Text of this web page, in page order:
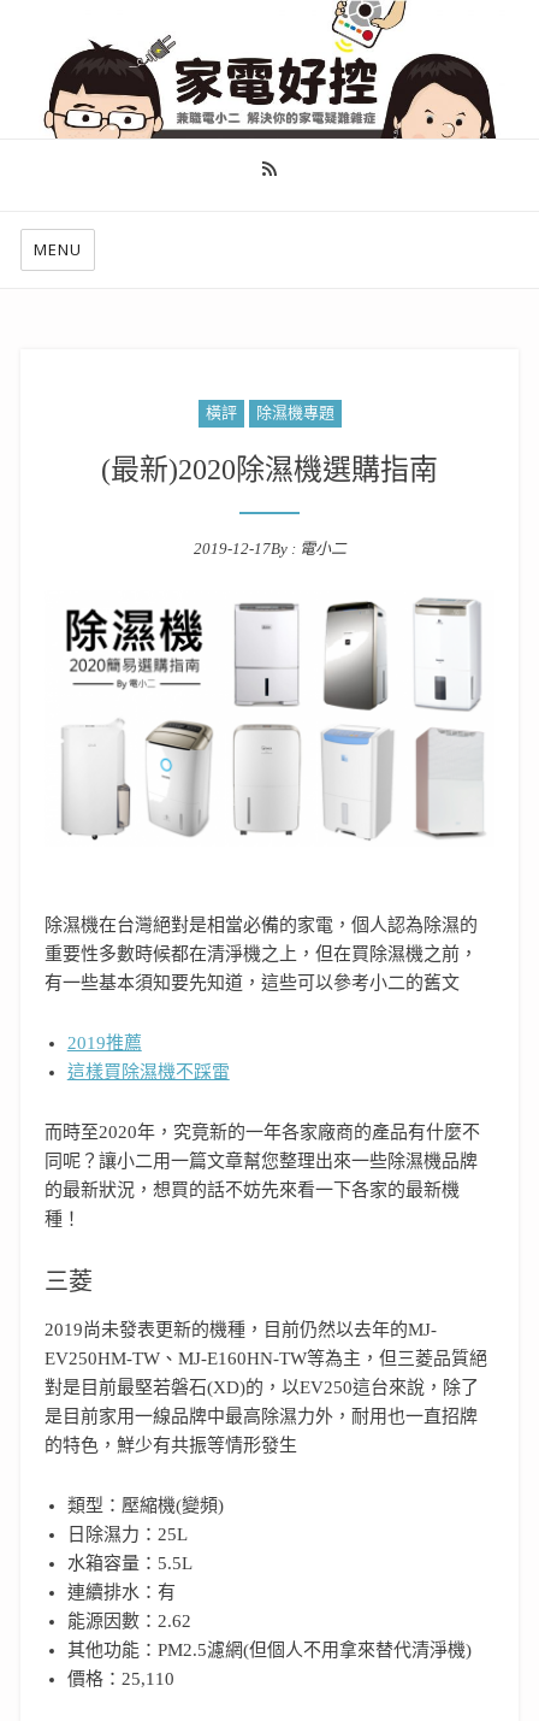
幫你做好功課，看了就知怎麼找出適合自己的家電
MENU
橫評 除濕機專題
(最新)2020除濕機選購指南
2019-12-17By : 電小二
除濕機在台灣絕對是相當必備的家電，個人認為除濕的
重要性多數時候都在清淨機之上，但在買除濕機之前，
有一些基本須知要先知道，這些可以參考小二的舊文
2019推薦
這樣買除濕機不踩雷
而時至2020年，究竟新的一年各家廠商的產品有什麼不
同呢？讓小二用一篇文章幫您整理出來一些除濕機品牌
的最新狀況，想買的話不妨先來看一下各家的最新機
種！
三菱
2019尚未發表更新的機種，目前仍然以去年的MJ-
EV250HM-TW、MJ-E160HN-TW等為主，但三菱品質絕
對是目前最堅若磐石(XD)的，以EV250這台來說，除了
是目前家用一線品牌中最高除濕力外，耐用也一直招牌
的特色，鮮少有共振等情形發生
類型：壓縮機(變頻)
日除濕力：25L
水箱容量：5.5L
連續排水：有
能源因數：2.62
其他功能：PM2.5濾網(但個人不用拿來替代清淨機)
價格：25,110